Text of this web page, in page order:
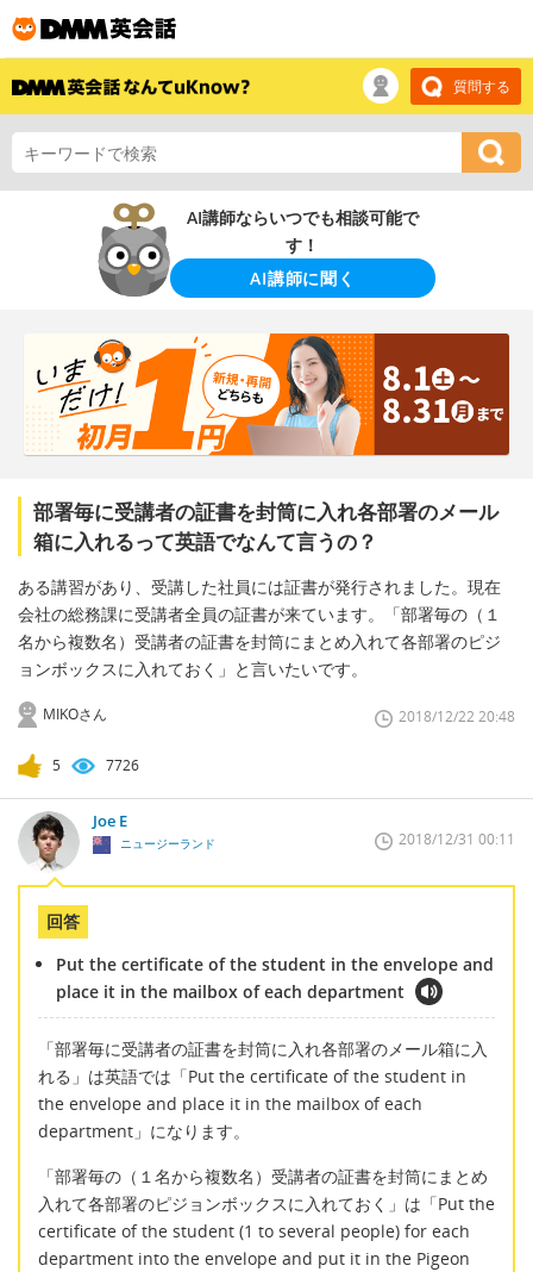
質問する
AI講師ならいつでも相談可能で
す！
AI講師に聞く
部署毎に受講者の証書を封筒に入れ各部署のメール
箱に入れるって英語でなんて言うの？
ある講習があり、受講した社員には証書が発行されました。現在
会社の総務課に受講者全員の証書が来ています。「部署毎の（１
名から複数名）受講者の証書を封筒にまとめ入れて各部署のピジ
ョンボックスに入れておく」と言いたいです。
MIKOさん 2018/12/22 20:48
5 7726
Joe E
ニュージーランド 2018/12/31 00:11
回答
Put the certificate of the student in the envelope and
place it in the mailbox of each department
「部署毎に受講者の証書を封筒に入れ各部署のメール箱に入
れる」は英語では「Put the certificate of the student in
the envelope and place it in the mailbox of each
department」になります。
「部署毎の（１名から複数名）受講者の証書を封筒にまとめ
入れて各部署のピジョンボックスに入れておく」は「Put the
certificate of the student (1 to several people) for each
department into the envelope and put it in the Pigeon